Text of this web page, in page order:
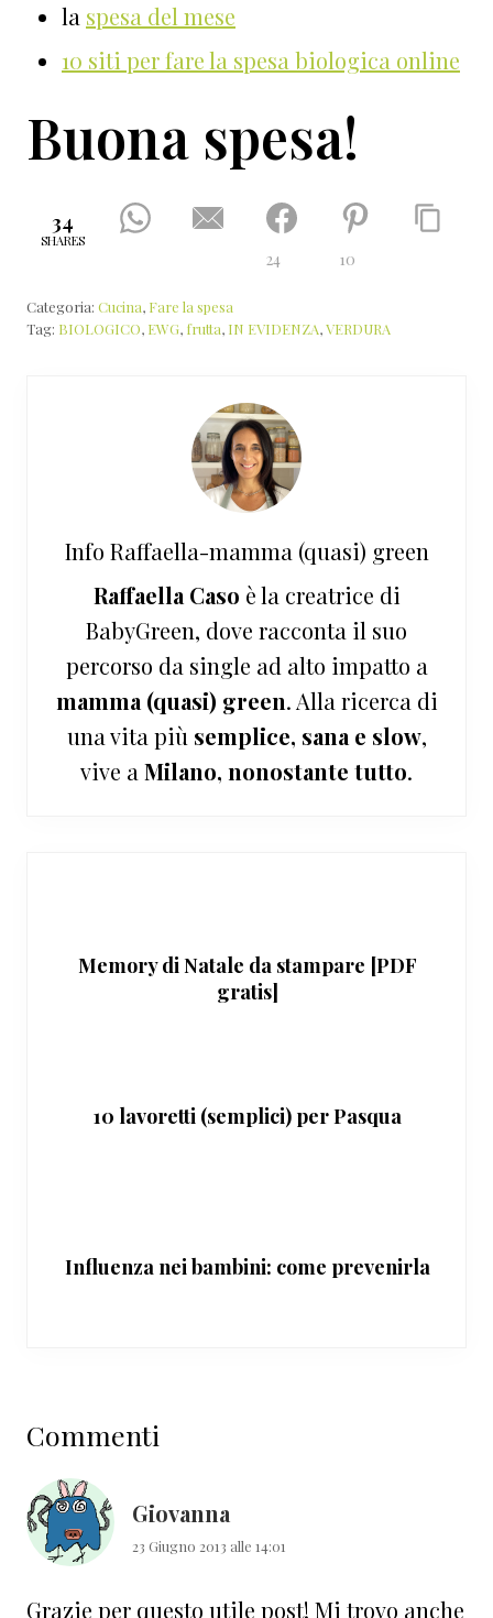
la spesa del mese
10 siti per fare la spesa biologica online
Buona spesa!
34
SHARES
24 10
Categoria: Cucina, Fare la spesa
Tag: BIOLOGICO, EWG, frutta, IN EVIDENZA,VERDURA
Info Raffaella-mamma (quasi) green
Raffaella Caso è la creatrice di
BabyGreen, dove racconta il suo
percorso da single ad alto impatto a
mamma (quasi) green. Alla ricerca di
una vita più semplice, sana e slow,
vive a Milano, nonostante tutto.
Memory di Natale da stampare [PDF
gratis]
10 lavoretti (semplici) per Pasqua
Influenza nei bambini: come prevenirla
del
lettore
Commenti
Giovanna
23 Giugno 2013 alle 14:01
Grazie per questo utile post! Mi trovo anche